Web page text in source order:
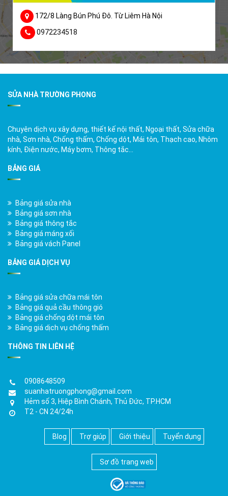
172/8 Làng Bún Phú Đô. Từ Liêm Hà Nội
0972234518
SỬA NHÀ TRƯỜNG PHONG
Chuyên dịch vụ xây dựng, thiết kế nội thất, Ngoại thất, Sửa chữa
nhà, Sơn nhà, Chống thấm, Chống dột, Mái tôn, Thạch cao, Nhôm
kính, Điện nước, Máy bơm, Thông tắc…
BẢNG GIÁ
Bảng giá sửa nhà
Bảng giá sơn nhà
Bảng giá thông tắc
Bảng giá máng xối
Bảng giá vách Panel
BẢNG GIÁ DỊCH VỤ
Bảng giá sửa chữa mái tôn
Bảng giá quả cầu thông gió
Bảng giá chống dột mái tôn
Bảng giá dịch vụ chống thấm
THÔNG TIN LIÊN HỆ
0908648509
suanhatruongphong@gmail.com
Hẻm số 3, Hiệp Bình Chánh, Thủ Đức, TP.HCM
T2 - CN 24/24h
Blog Trợ giúp Giới thiệu Tuyển dụng
Sơ đồ trang web